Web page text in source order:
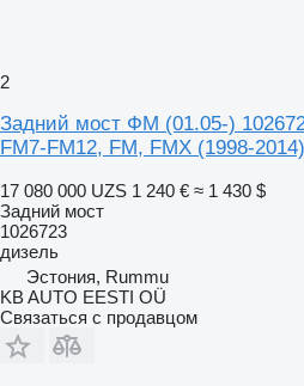
2
Задний мост ФМ (01.05-)
FM7-FM12, FM, FMX (1998-2014)
17 080 000 UZS 1 240 € ≈ 1 430 $
Задний мост
1026723
дизель
Эстония, Rummu
KB AUTO EESTI OÜ
Связаться с продавцом